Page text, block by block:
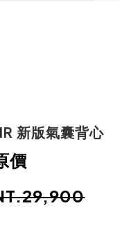
新版氣囊背心
價